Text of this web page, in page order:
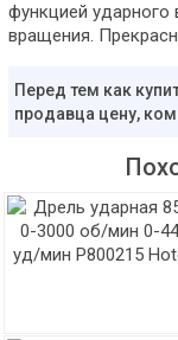
функцией ударного
вращения.
Перед тем как
продавца цену,